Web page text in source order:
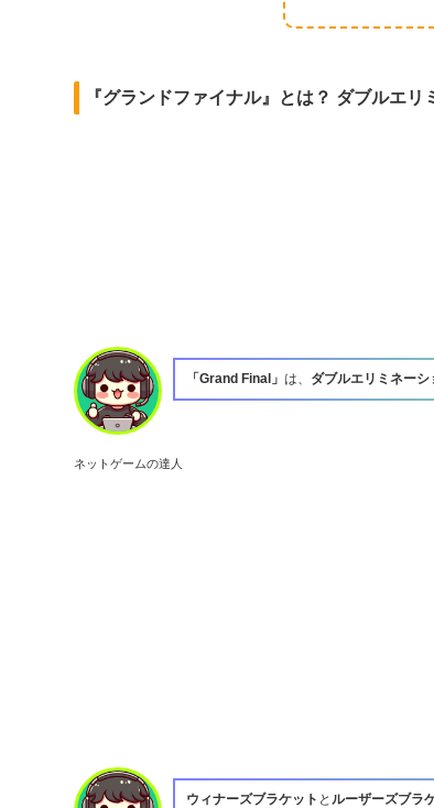
『グランドファイナル』とは？ ダブルエ
ネットゲームの達人
「Grand Final」 は、 ダブルエリミネーシ
ウィナーズブラケット と ルーザーズブラ